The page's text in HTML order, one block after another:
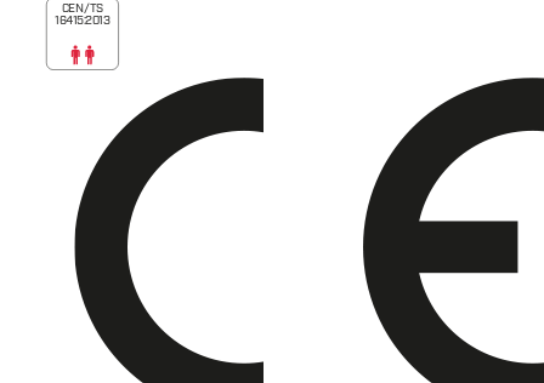
CEN/TS
16415:2013